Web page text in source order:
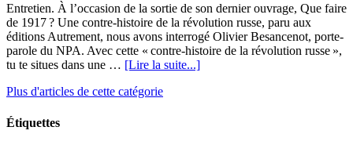
Entretien. À l’occasion de la sortie de son dernier ouvrage, Que faire
de 1917 ? Une contre-histoire de la révolution russe, paru aux
éditions Autrement, nous avons interrogé Olivier Besancenot, porte-
parole du NPA. Avec cette « contre-histoire de la révolution russe »,
tu te situes dans une … [Lire la suite...]
Plus d'articles de cette catégorie
Étiquettes